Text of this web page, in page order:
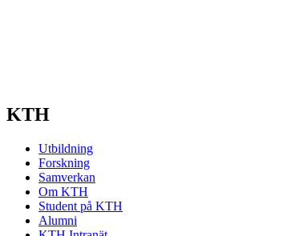
KTH
Utbildning
Forskning
Samverkan
Om KTH
Student på KTH
Alumni